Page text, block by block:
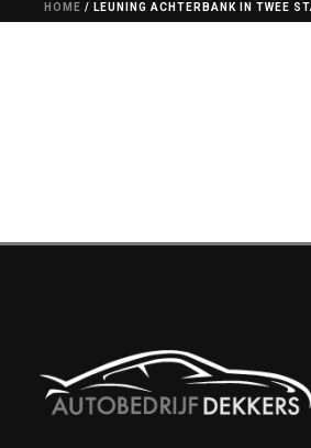
HOME / LEUNING ACHTERBANK IN TWEE